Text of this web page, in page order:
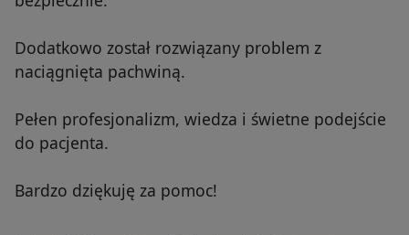
Dodatkowo został rozwiązany problem z
naciągnięta pachwiną.
Pełen profesjonalizm, wiedza i świetne podejście
do pacjenta.
Bardzo dziękuję za pomoc!